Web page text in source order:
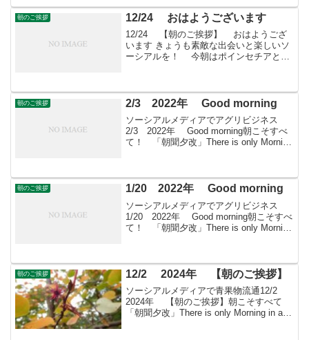
れ、山奥の岩肌など...
朝のご挨拶 12/24 おはようございます
12/24 【朝のご挨拶】 おはようござ
います きょうも素敵な出会いと楽しいソ
ーシアルを！ 今朝はポインセチアとと
会員」のお申し込みはこちら
朝のご挨拶 2/3 2022年 Good morning
ソーシアルメディアでアグリビジネス
2/3 2022年 Good morning朝こそすべ
て！ 「朝聞夕改」There is only Morning
朝のご挨拶 1/20 2022年 Good morning
ソーシアルメディアでアグリビジネス
1/20 2022年 Good morning朝こそすべ
て！ 「朝聞夕改」There is only Morning
朝のご挨拶 12/2 2024年 【朝のご挨拶】
ソーシアルメディアで青果物流通12/2
2024年 【朝のご挨拶】朝こそすべて
「朝聞夕改」There is only Morning in all